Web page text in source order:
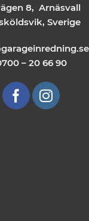
8, Arnäsvall
Sverige
– 20 66 90